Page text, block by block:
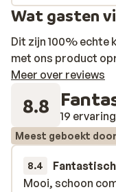
Wat gasten
Dit zijn 100% echte
met ons product
Meer over reviews
8.8 19
Meest geboekt
8.4 Fantastisch
Mooi, schoon
Mooi, schoon